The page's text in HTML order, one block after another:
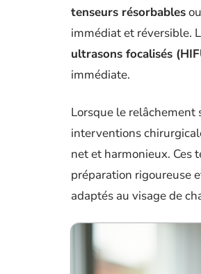
tenseurs résorbablesou
immédiat et réversible.
ultrasons focalisés
immédiate.
Lorsque le relâchement
interventions
net et harmonieux. Ces
préparation rigoureuse
adaptés au visage de